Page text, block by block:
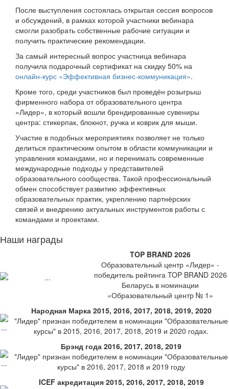
После выступления состоялась открытая сессия вопросов
и обсуждений, в рамках которой участники вебинара
смогли разобрать собственные рабочие ситуации и
получить практические рекомендации.
За самый интересный вопрос участница вебинара
получила подарочный сертификат на скидку 50% на
онлайн-курс «Эффективная бизнес-коммуникация».
Кроме того, среди участников был проведён розыгрыш
фирменного набора от образовательного центра
«Лидер», в который вошли брендированные сувениры
центра: стикерпак, блокнот, ручка и коврик для мыши.
Участие в подобных мероприятиях позволяет не только
делиться практическим опытом в области коммуникации и
управления командами, но и перенимать современные
международные подходы у представителей
образовательного сообщества. Такой профессиональный
обмен способствует развитию эффективных
образовательных практик, укреплению партнёрских
связей и внедрению актуальных инструментов работы с
командами и проектами.
Наши награды
TOP BRAND 2026
Образовательный центр «Лидер» -
победитель рейтинга TOP BRAND 2026
Беларусь в номинации
«Образовательный центр № 1»
Народная Марка 2015, 2016, 2017, 2018, 2019, 2020
"Лидер" признан победителем в номинации "Образовательные
курсы" в 2015, 2016, 2017, 2018, 2019 и 2020 годах.
Брэнд года 2016, 2017, 2018, 2019
"Лидер" признан победителем в номинации "Образовательные
курсы" в 2016, 2017, 2018 и 2019 году
ICEF акредитация 2015, 2016, 2017, 2018, 2019